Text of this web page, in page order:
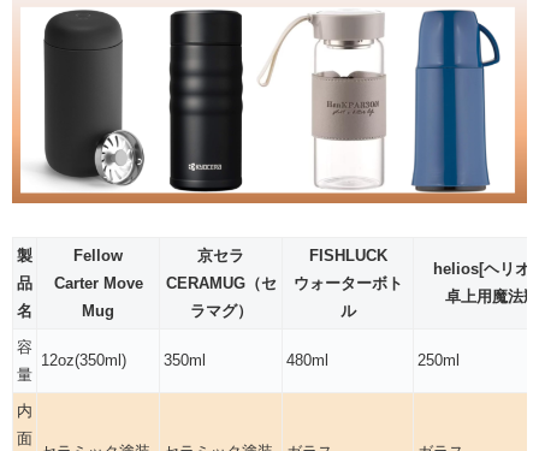
製
品
名
Fellow
Carter Move
Mug
京セラ
CERAMUG（セ
ラマグ）
FISHLUCK
ウォーターボト
ル
helios[ヘリオ
卓上用魔法瓶
容
量
12oz(350ml) 350ml 480ml 250ml
内
面